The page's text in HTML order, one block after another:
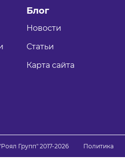
Блог
Новости
Статьи
Карта сайта
Групп" 2017-2026
Политика